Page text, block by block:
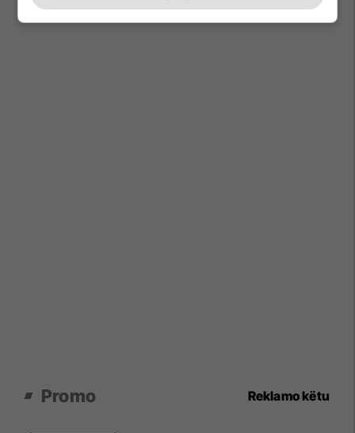
Promo Reklamo këtu